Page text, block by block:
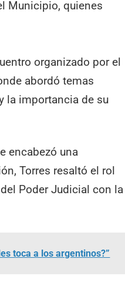
Municipio, quienes
organizado por el
abordó temas
la importancia de su
encabezó una
Torres resaltó el rol
Poder Judicial con la
toca a los argentinos?”